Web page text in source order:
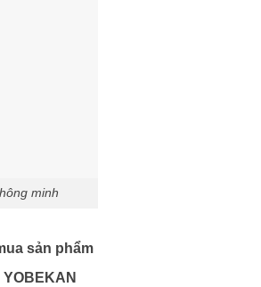
minh
sản phẩm
YOBEKAN